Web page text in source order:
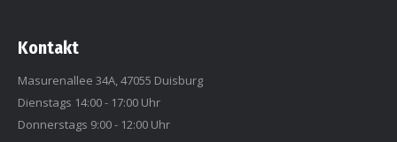
Kontakt
Masurenallee 34A, 47055 Duisburg
Dienstags 14:00 - 17:00 Uhr
Donnerstags 9:00 - 12:00 Uhr